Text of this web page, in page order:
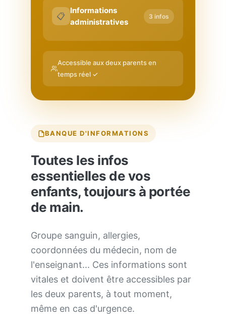
📋
Informations
administratives
3 infos
Accessible aux deux parents en
temps réel ✓
BANQUE D'INFORMATIONS
Toutes les infos
essentielles de vos
enfants, toujours à portée
de main.
Groupe sanguin, allergies,
coordonnées du médecin, nom de
l'enseignant... Ces informations sont
vitales et doivent être accessibles par
les deux parents, à tout moment,
même en cas d'urgence.